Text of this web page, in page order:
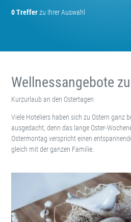
0 Trefferzu Ihrer Auswahl
Wellnessangebote
Kurzurlaub an den Ostertagen
Viele Hoteliers haben sich zu Ostern ganz
ausgedacht, denn das lange Oster-
Ostermontag verspricht einen
gleich mit der ganzen Familie.